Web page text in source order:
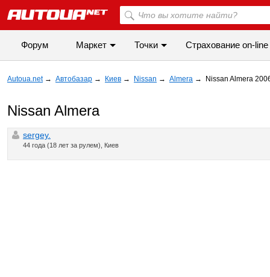
Форум Маркет Точки Cтрахование on-line
Autoua.net → Автобазар → Киев → Nissan → Almera → Nissan Almera
Nissan Almera
sergey.
44 года (18 лет за рулем), Киев